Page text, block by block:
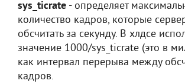
sys_ticrate - определяет
количество кадров, которые
обсчитать за секунду. В хлдсе
значение 1000/sys_ticrate (это в
как интервал перерыва между
кадров.